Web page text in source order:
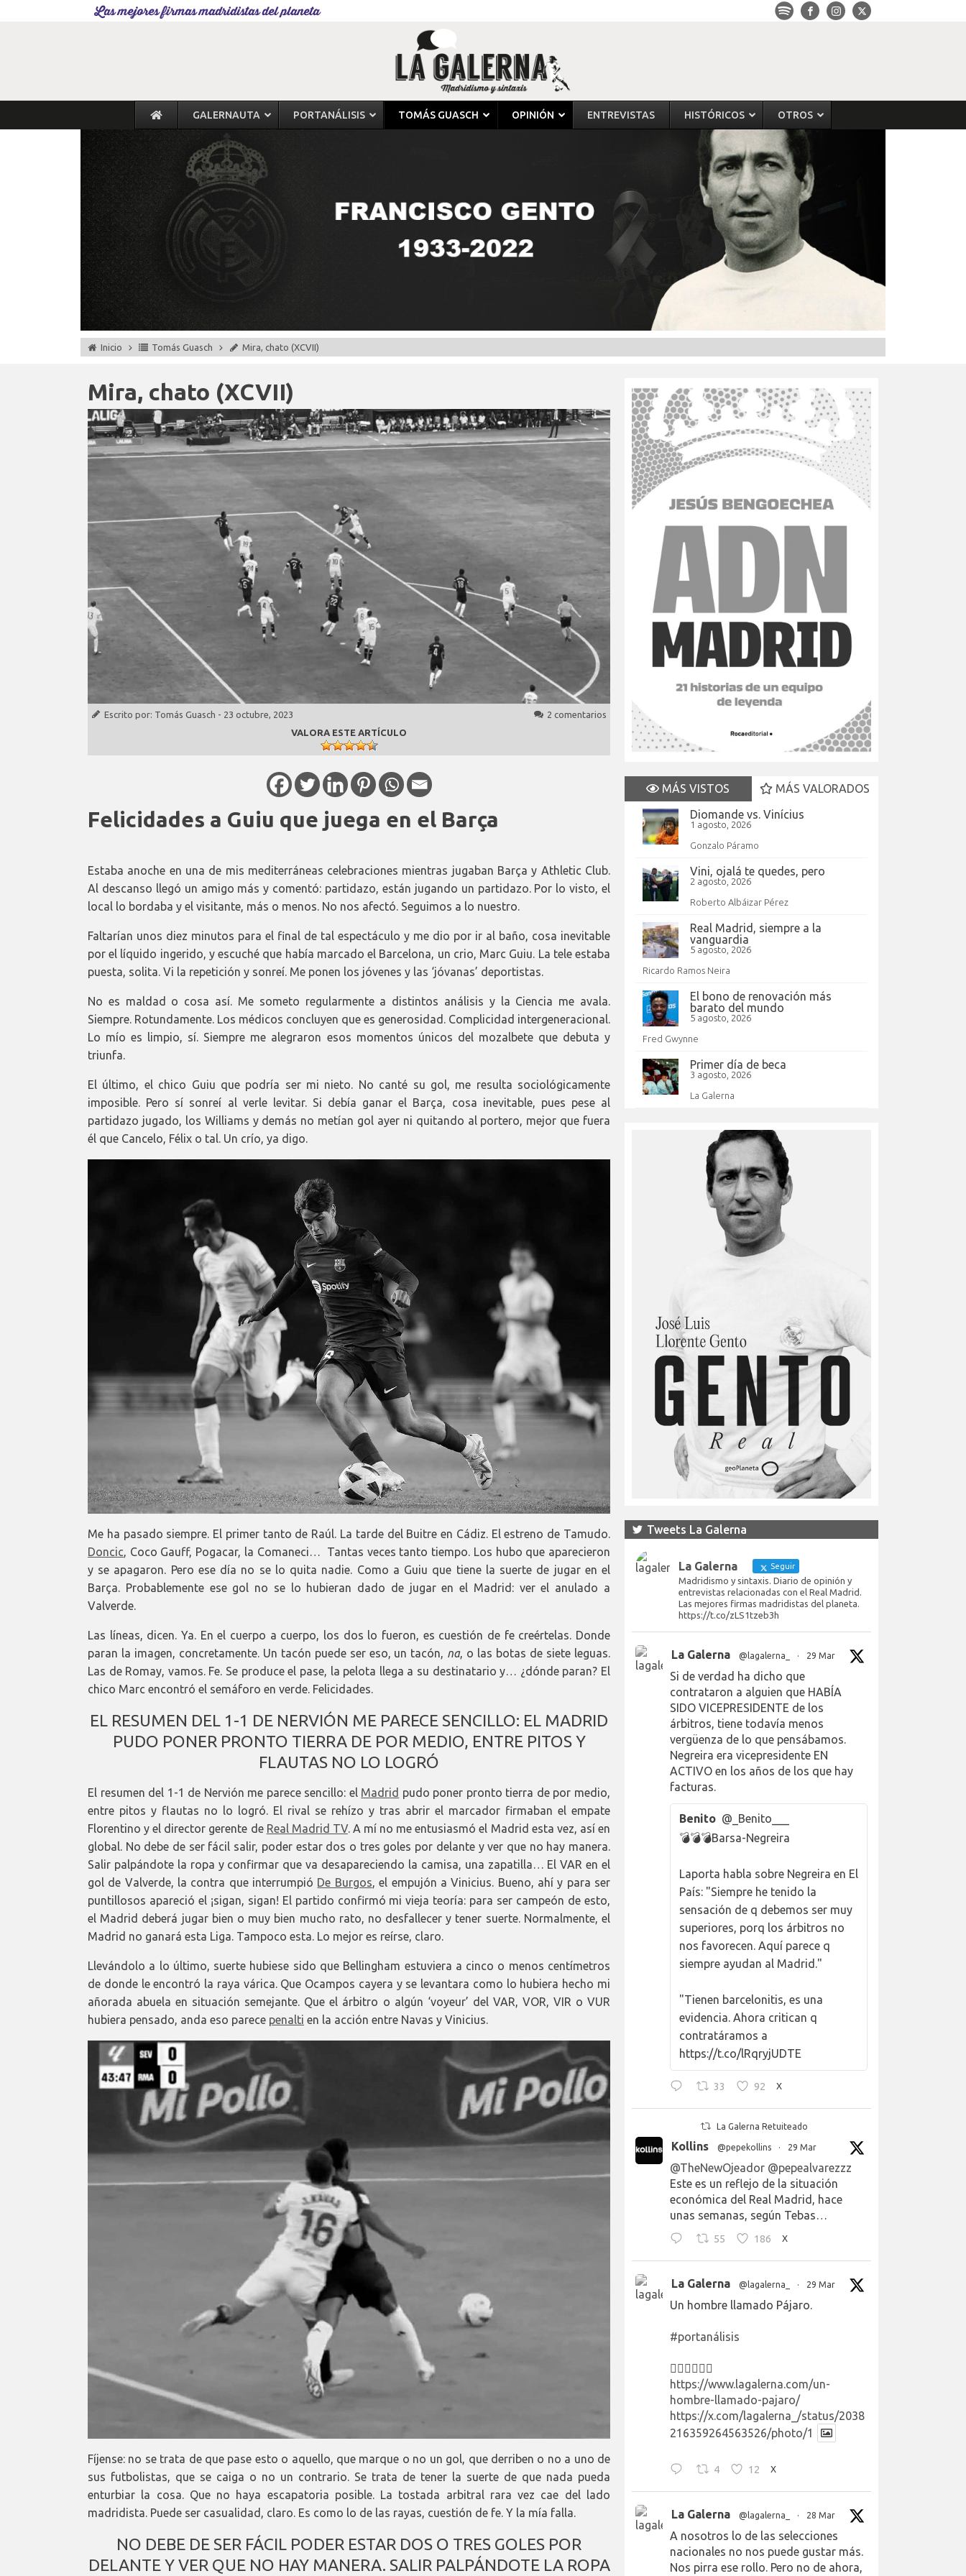
Las mejores firmas madridistas del planeta
GALERNAUTA PORTANÁLISIS TOMÁS GUASCH OPINIÓN ENTREVISTAS HISTÓRICOS OTROS
Inicio Tomás Guasch Mira, chato (XCVII)
Mira, chato (XCVII)
Escrito por: Tomás Guasch - 23 octubre, 2023
2 comentarios
VALORA ESTE ARTÍCULO
Felicidades a Guiu que juega en el Barça
Estaba anoche en una de mis mediterráneas celebraciones mientras jugaban Barça y Athletic Club.
Al descanso llegó un amigo más y comentó: partidazo, están jugando un partidazo. Por lo visto, el
local lo bordaba y el visitante, más o menos. No nos afectó. Seguimos a lo nuestro.
Faltarían unos diez minutos para el final de tal espectáculo y me dio por ir al baño, cosa inevitable
por el líquido ingerido, y escuché que había marcado el Barcelona, un crio, Marc Guiu. La tele estaba
puesta, solita. Vi la repetición y sonreí. Me ponen los jóvenes y las ‘jóvanas’ deportistas.
No es maldad o cosa así. Me someto regularmente a distintos análisis y la Ciencia me avala.
Siempre. Rotundamente. Los médicos concluyen que es generosidad. Complicidad intergeneracional.
Lo mío es limpio, sí. Siempre me alegraron esos momentos únicos del mozalbete que debuta y
triunfa.
El último, el chico Guiu que podría ser mi nieto. No canté su gol, me resulta sociológicamente
imposible. Pero sí sonreí al verle levitar. Si debía ganar el Barça, cosa inevitable, pues pese al
partidazo jugado, los Williams y demás no metían gol ayer ni quitando al portero, mejor que fuera
él que Cancelo, Félix o tal. Un crío, ya digo.
Me ha pasado siempre. El primer tanto de Raúl. La tarde del Buitre en Cádiz. El estreno de Tamudo.
Doncic, Coco Gauff, Pogacar, la Comaneci… Tantas veces tanto tiempo. Los hubo que aparecieron
y se apagaron. Pero ese día no se lo quita nadie. Como a Guiu que tiene la suerte de jugar en el
Barça. Probablemente ese gol no se lo hubieran dado de jugar en el Madrid: ver el anulado a
Valverde.
Las líneas, dicen. Ya. En el cuerpo a cuerpo, los dos lo fueron, es cuestión de fe creértelas. Donde
paran la imagen, concretamente. Un tacón puede ser eso, un tacón, na, o las botas de siete leguas.
Las de Romay, vamos. Fe. Se produce el pase, la pelota llega a su destinatario y… ¿dónde paran? El
chico Marc encontró el semáforo en verde. Felicidades.
EL RESUMEN DEL 1-1 DE NERVIÓN ME PARECE SENCILLO: EL MADRID
PUDO PONER PRONTO TIERRA DE POR MEDIO, ENTRE PITOS Y
FLAUTAS NO LO LOGRÓ
El resumen del 1-1 de Nervión me parece sencillo: el Madrid pudo poner pronto tierra de por medio,
entre pitos y flautas no lo logró. El rival se rehízo y tras abrir el marcador firmaban el empate
Florentino y el director gerente de Real Madrid TV. A mí no me entusiasmó el Madrid esta vez, así en
global. No debe de ser fácil salir, poder estar dos o tres goles por delante y ver que no hay manera.
Salir palpándote la ropa y confirmar que va desapareciendo la camisa, una zapatilla… El VAR en el
gol de Valverde, la contra que interrumpió De Burgos, el empujón a Vinicius. Bueno, ahí y para ser
puntillosos apareció el ¡sigan, sigan! El partido confirmó mi vieja teoría: para ser campeón de esto,
el Madrid deberá jugar bien o muy bien mucho rato, no desfallecer y tener suerte. Normalmente, el
Madrid no ganará esta Liga. Tampoco esta. Lo mejor es reírse, claro.
Llevándolo a lo último, suerte hubiese sido que Bellingham estuviera a cinco o menos centímetros
de donde le encontró la raya várica. Que Ocampos cayera y se levantara como lo hubiera hecho mi
añorada abuela en situación semejante. Que el árbitro o algún ‘voyeur’ del VAR, VOR, VIR o VUR
hubiera pensado, anda eso parece penalti en la acción entre Navas y Vinicius.
Fíjense: no se trata de que pase esto o aquello, que marque o no un gol, que derriben o no a uno de
sus futbolistas, que se caiga o no un contrario. Se trata de tener la suerte de que nada pueda
enturbiar la cosa. Que no haya escapatoria posible. La tostada arbitral rara vez cae del lado
madridista. Puede ser casualidad, claro. Es como lo de las rayas, cuestión de fe. Y la mía falla.
NO DEBE DE SER FÁCIL PODER ESTAR DOS O TRES GOLES POR
DELANTE Y VER QUE NO HAY MANERA. SALIR PALPÁNDOTE LA ROPA
MÁS VISTOS
MÁS VALORADOS
Diomande vs. Vinícius
1 agosto, 2026
Gonzalo Páramo
Vini, ojalá te quedes, pero
2 agosto, 2026
Roberto Albáizar Pérez
Real Madrid, siempre a la
vanguardia
5 agosto, 2026
Ricardo Ramos Neira
El bono de renovación más
barato del mundo
5 agosto, 2026
Fred Gwynne
Primer día de beca
3 agosto, 2026
La Galerna
Tweets La Galerna
La Galerna Seguir
Madridismo y sintaxis. Diario de opinión y
entrevistas relacionadas con el Real Madrid.
Las mejores firmas madridistas del planeta.
https://t.co/zLS1tzeb3h
La Galerna @lagalerna_ · 29 Mar
Si de verdad ha dicho que
contrataron a alguien que HABÍA
SIDO VICEPRESIDENTE de los
árbitros, tiene todavía menos
vergüenza de lo que pensábamos.
Negreira era vicepresidente EN
ACTIVO en los años de los que hay
facturas.
Benito @_Benito___
💣💣💣Barsa-Negreira
Laporta habla sobre Negreira en El
País: "Siempre he tenido la
sensación de q debemos ser muy
superiores, porq los árbitros no
nos favorecen. Aquí parece q
siempre ayudan al Madrid."
"Tienen barcelonitis, es una
evidencia. Ahora critican q
contratáramos a
https://t.co/lRqryjUDTE
33 92 X
La Galerna Retuiteado
Kollins @pepekollins · 29 Mar
@TheNewOjeador @pepealvarezzz
Este es un reflejo de la situación
económica del Real Madrid, hace
unas semanas, según Tebas…
55 186 X
La Galerna @lagalerna_ · 29 Mar
Un hombre llamado Pájaro.
#portanálisis
👉🏻👉🏻👉🏻
https://www.lagalerna.com/un-
hombre-llamado-pajaro/
https://x.com/lagalerna_/status/2038
216359264563526/photo/1
4 12 X
La Galerna @lagalerna_ · 28 Mar
A nosotros lo de las selecciones
nacionales no nos puede gustar más.
Nos pirra ese rollo. Pero no de ahora,